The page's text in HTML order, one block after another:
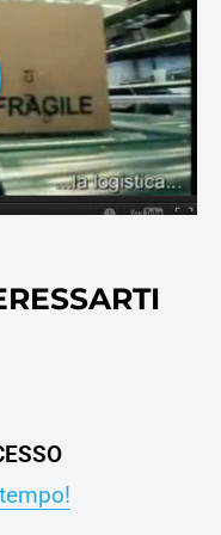
oltre
per